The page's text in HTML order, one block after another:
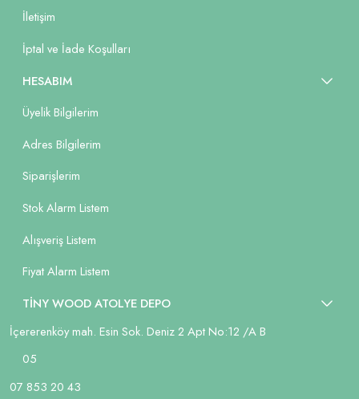
İletişim
İptal ve İade Koşulları
HESABIM
Üyelik Bilgilerim
Adres Bilgilerim
Siparişlerim
Stok Alarm Listem
Alışveriş Listem
Fiyat Alarm Listem
TİNY WOOD ATOLYE DEPO
İçererenköy mah. Esin Sok. Deniz 2 Apt No:12 /A B
05
07 853 20 43